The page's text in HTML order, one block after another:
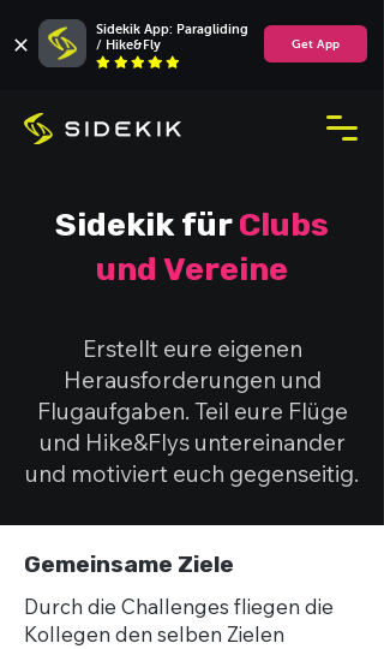
Sidekik App: Paragliding
/ Hike&Fly
Get App
Sidekik fürClubs
und Vereine
Erstellt eure eigenen
Herausforderungen und
Flugaufgaben. Teil eure Flüge
und Hike&Flys untereinander
und motiviert euch gegenseitig.​
Gemeinsame Ziele
Durch die Challenges fliegen die
Kollegen den selben Zielen